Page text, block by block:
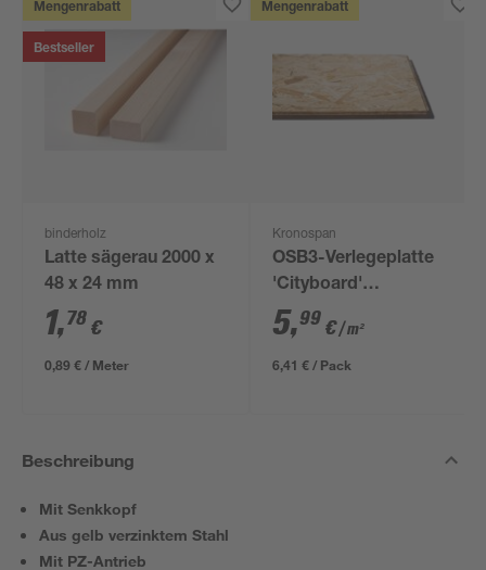
Mengenrabatt
Bestseller
binderholz
Latte sägerau 2000 x
48 x 24 mm
1,78 €
0,89 € / Meter
Mengenrabatt
Kronospan
OSB3-Verlegeplatte
'Cityboard'
ungeschliffen 1690 x
634 x 12 mm
5,99 €/ m²
6,41 € / Pack
Beschreibung
Mit Senkkopf
Aus gelb verzinktem Stahl
Mit PZ-Antrieb